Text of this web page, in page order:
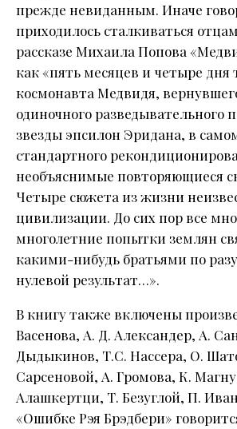
прежде невиданным. Иначе
приходилось сталкиваться
рассказе Михаила Попова
как «пять месяцев и четыре дня
космонавта Медвидя,
одиночного разведывательного
звезды эпсилон Эридана, в
стандартного
необъяснимые повторяющиеся
Четыре сюжета из жизни
цивилизации. До сих пор все
многолетние попытки землян
какими-нибудь братьями по
нулевой результат…».
В книгу также включены
Васенова, А. Д. Александер, А.
Дыдыкинов, Т.С. Нассера, О.
Сарсеновой, А. Громова, К.
Алашкертци, Т. Безуглой, П.
«Ошибке Рэя Брэдбери»